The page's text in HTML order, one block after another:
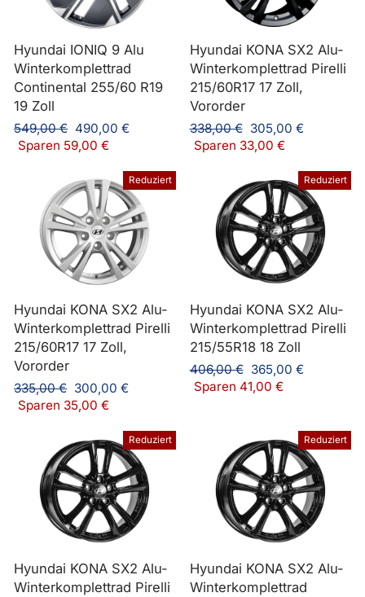
Hyundai IONIQ 9 Alu
Winterkomplettrad
Continental 255/60 R19
19 Zoll
Normaler
Preis
549,00 € Sonderpreis
490,00 €
Sparen 59,00 €
Hyundai KONA SX2 Alu-
Winterkomplettrad Pirelli
215/60R17 17 Zoll,
Vororder
Normaler
Preis
338,00 € Sonderpreis
305,00 €
Sparen 33,00 €
Reduziert
Hyundai KONA SX2 Alu-
Winterkomplettrad Pirelli
215/60R17 17 Zoll,
Vororder
Normaler
Preis
335,00 € Sonderpreis
300,00 €
Sparen 35,00 €
Reduziert
Hyundai KONA SX2 Alu-
Winterkomplettrad Pirelli
215/55R18 18 Zoll
Normaler
Preis
406,00 € Sonderpreis
365,00 €
Sparen 41,00 €
Reduziert
Hyundai KONA SX2 Alu-
Winterkomplettrad Pirelli
Reduziert
Hyundai KONA SX2 Alu-
Winterkomplettrad